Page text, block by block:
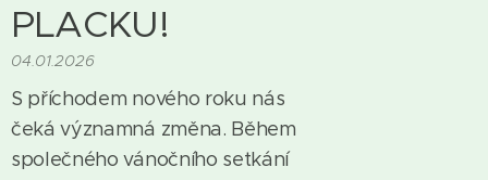
PLACKU!
04.01.2026
S příchodem nového roku nás
čeká významná změna. Během
společného vánočního setkání